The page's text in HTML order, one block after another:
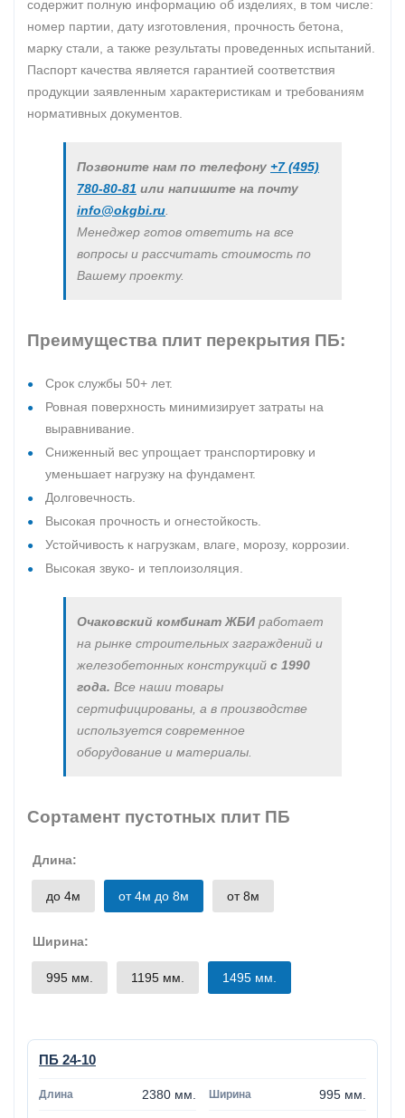
содержит полную информацию об изделиях, в том числе:
номер партии, дату изготовления, прочность бетона,
марку стали, а также результаты проведенных испытаний.
Паспорт качества является гарантией соответствия
продукции заявленным характеристикам и требованиям
нормативных документов.
Позвоните нам по телефону +7 (495)
780-80-81 или напишите на почту
info@okgbi.ru
Менеджер готов ответить на все
вопросы и рассчитать стоимость по
Вашему проекту.
Преимущества плит перекрытия ПБ:
Срок службы 50+ лет.
Ровная поверхность минимизирует затраты на
выравнивание.
Сниженный вес упрощает транспортировку и
уменьшает нагрузку на фундамент.
Долговечность.
Высокая прочность и огнестойкость.
Устойчивость к нагрузкам, влаге, морозу, коррозии.
Высокая звуко- и теплоизоляция.
Очаковский комбинат ЖБИработает
на рынке строительных заграждений и
железобетонных конструкций с 1990
года. Все наши товары
сертифицированы, а в производстве
используется современное
оборудование и материалы.
Сортамент пустотных плит ПБ
Длина:
до 4м от 4м до 8м от 8м
Ширина:
995 мм. 1195 мм. 1495 мм.
ПБ 24-10
2380 мм. 995 мм.